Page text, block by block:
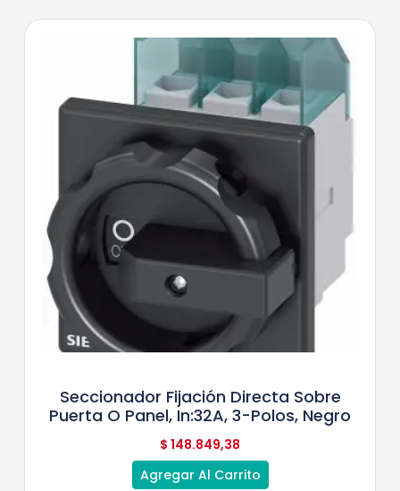
Seccionador Fijación Directa Sobre
Puerta O Panel, In:32A, 3-Polos, Negro
$ 148.849,38
Agregar Al Carrito